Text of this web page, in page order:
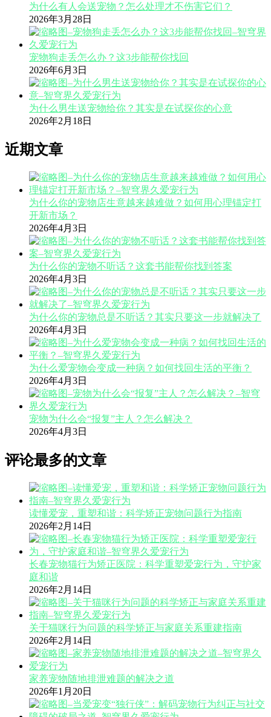
为什么有人会送宠物？怎么处理才不伤害它们？
2026年3月28日
宠物狗走丢怎么办？这3步能帮你找回
2026年6月3日
为什么男生送宠物给你？其实是在试探你的心意
2026年2月18日
近期文章
为什么你的宠物店生意越来越难做？如何用心理锚定打
开新市场？
2026年4月3日
为什么你的宠物不听话？这套书能帮你找到答案
2026年4月3日
为什么你的宠物总是不听话？其实只要这一步就解决了
2026年4月3日
为什么爱宠物会变成一种病？如何找回生活的平衡？
2026年4月3日
宠物为什么会“报复”主人？怎么解决？
2026年4月3日
评论最多的文章
读懂爱宠，重塑和谐：科学矫正宠物问题行为指南
2026年2月14日
长春宠物猫行为矫正医院：科学重塑爱宠行为，守护家
庭和谐
2026年2月14日
关于猫咪行为问题的科学矫正与家庭关系重建指南
2026年2月14日
家养宠物随地排泄难题的解决之道
2026年1月20日